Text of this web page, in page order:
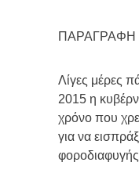
ΠΑΡΑΓΡΑΦΗ
Λίγες μέρες
2015 η
χρόνο που
για να